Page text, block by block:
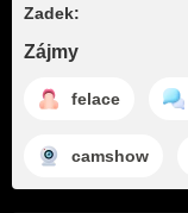
Zadek:
Zájmy
felace
camshow